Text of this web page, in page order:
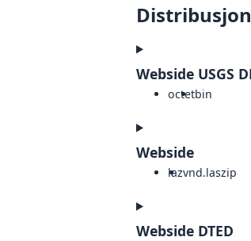
Webside USGS
octetbin
Webside
lazvnd.laszip
Webside DTED